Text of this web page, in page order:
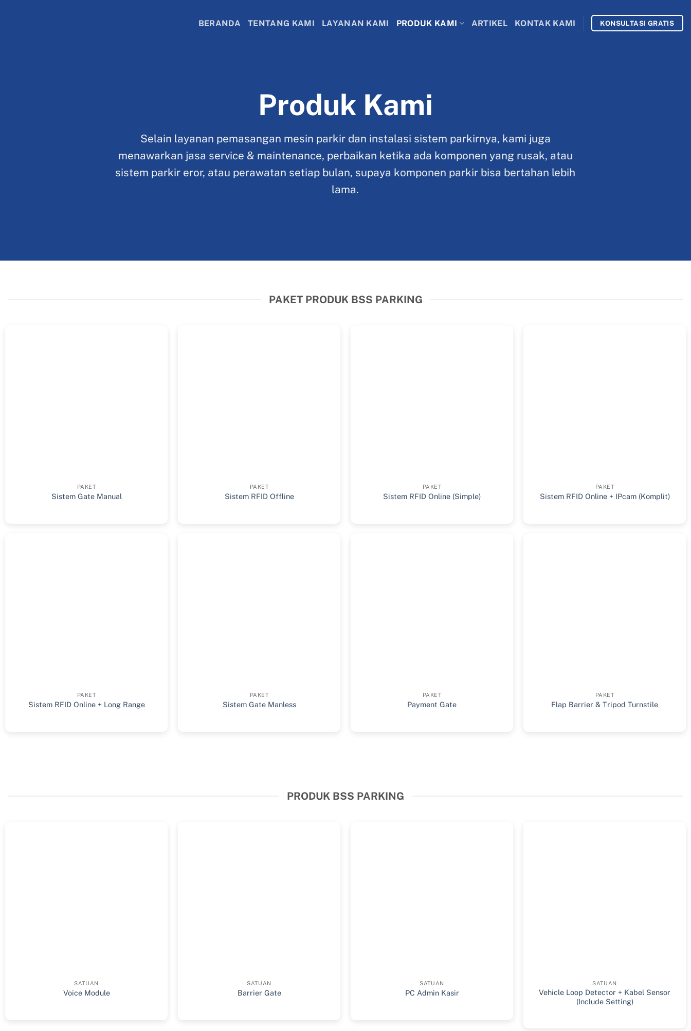
BERANDA TENTANG KAMI LAYANAN KAMI PRODUK KAMI ARTIKEL KONTAK KAMI KONSULTASI GRATIS
Produk Kami
Selain layanan pemasangan mesin parkir dan instalasi sistem parkirnya, kami juga
menawarkan jasa service & maintenance, perbaikan ketika ada komponen yang rusak, atau
sistem parkir eror, atau perawatan setiap bulan, supaya komponen parkir bisa bertahan lebih
lama.
PAKET PRODUK BSS PARKING
PAKET
Sistem Gate Manual
PAKET
Sistem RFID Offline
PAKET
Sistem RFID Online (Simple)
PAKET
Sistem RFID Online + IPcam (Komplit)
PAKET
Sistem RFID Online + Long Range
PAKET
Sistem Gate Manless
PAKET
Payment Gate
PAKET
Flap Barrier & Tripod Turnstile
PRODUK BSS PARKING
SATUAN
Voice Module
SATUAN
Barrier Gate
SATUAN
PC Admin Kasir
SATUAN
Vehicle Loop Detector + Kabel Sensor
(Include Setting)